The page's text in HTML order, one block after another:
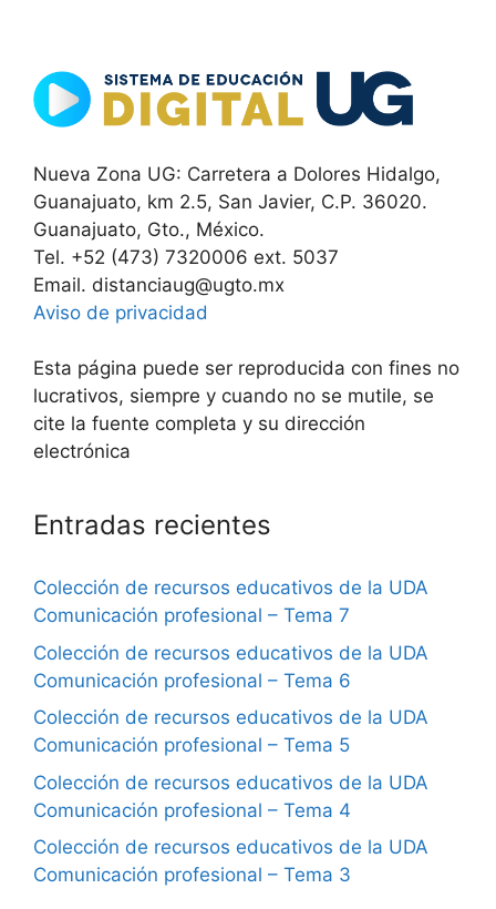
Nueva Zona UG: Carretera a Dolores Hidalgo,
Guanajuato, km 2.5, San Javier, C.P. 36020.
Guanajuato, Gto., México.
Tel. +52 (473) 7320006 ext. 5037
Email. distanciaug@ugto.mx
Aviso de privacidad
Esta página puede ser reproducida con fines no
lucrativos, siempre y cuando no se mutile, se
cite la fuente completa y su dirección
electrónica
Entradas recientes
Colección de recursos educativos de la UDA
Comunicación profesional – Tema 7
Colección de recursos educativos de la UDA
Comunicación profesional – Tema 6
Colección de recursos educativos de la UDA
Comunicación profesional – Tema 5
Colección de recursos educativos de la UDA
Comunicación profesional – Tema 4
Colección de recursos educativos de la UDA
Comunicación profesional – Tema 3